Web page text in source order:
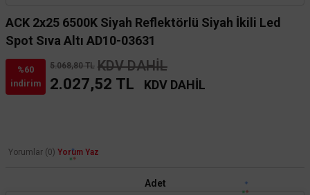
ACK 2x25 6500K Siyah Reflektörlü Siyah İkili Led
Spot Sıva Altı AD10-03631
%60
indirim
5.068,80 TL KDV DAHİL
2.027,52 TL KDV DAHİL
Yorumlar (0) Yorum Yaz
Adet